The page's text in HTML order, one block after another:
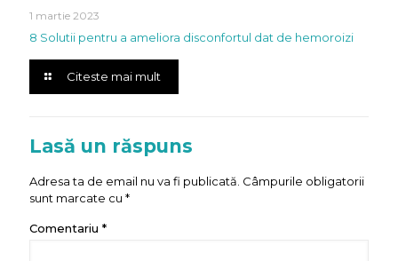
1 martie 2023
8 Solutii pentru a ameliora disconfortul dat de hemoroizi
Citeste mai mult
Lasă un răspuns
Adresa ta de email nu va fi publicată. Câmpurile obligatorii
sunt marcate cu *
Comentariu *